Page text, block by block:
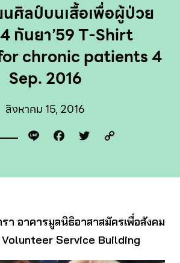
นศิลป์บนเสื้อเพื่อผู้ป่วย
4 กันยา’59 T-Shirt
chronic patients 4
Sep. 2016
สิงหาคม 15, 2016
Line Facebook
Twitter
า อาคารมูลนิธิอาสาสมัครเพื่อสังคม
Volunteer Service Building